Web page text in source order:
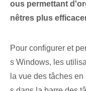
ous permettant
nêtres plus
Pour configurer et
s Windows, les
la vue des tâches